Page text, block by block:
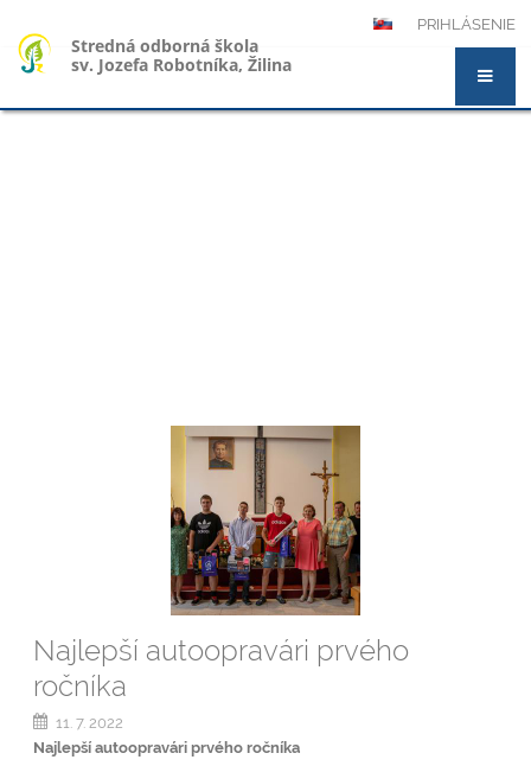
PRIHLÁSENIE
Stredná odborná škola
sv. Jozefa Robotníka, Žilina
Najlepší autoopravári prvého
ročníka
11. 7. 2022
Najlepší autoopravári prvého ročníka